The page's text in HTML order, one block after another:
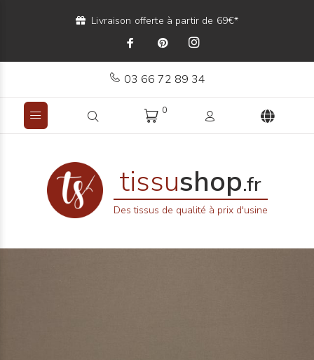
Livraison offerte à partir de 69€*
03 66 72 89 34
0
tissushop.fr
Des tissus de qualité à prix d'usine